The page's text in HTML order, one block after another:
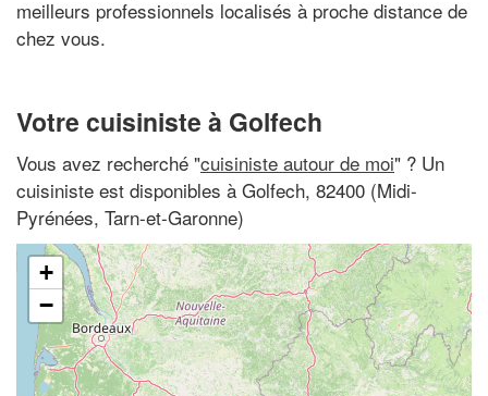
meilleurs professionnels localisés à proche distance de
chez vous.
Votre cuisiniste à Golfech
Vous avez recherché "cuisiniste autour de moi" ? Un
cuisiniste est disponibles à Golfech, 82400 (Midi-
Pyrénées, Tarn-et-Garonne)
+
−